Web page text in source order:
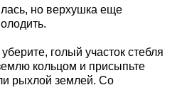
но верхушка еще
голый участок стебля
кольцом и присыпьте
рыхлой землей. Со